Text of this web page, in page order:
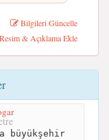
Bilgileri Güncelle
Resim & Açıklama Ekle
büyükşehir